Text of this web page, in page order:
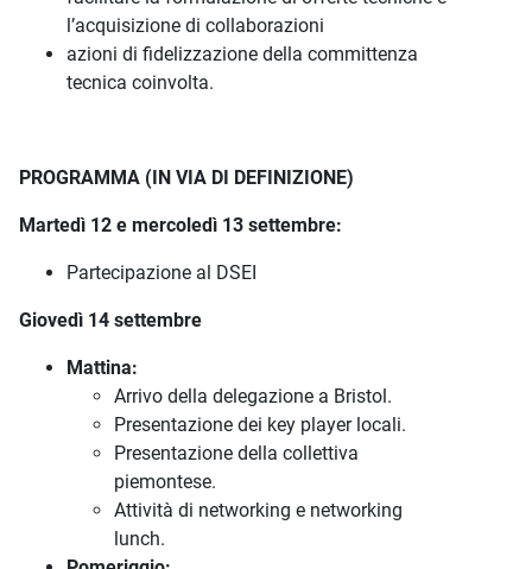
l’acquisizione di collaborazioni
azioni di fidelizzazione della committenza
tecnica coinvolta.
PROGRAMMA (IN VIA DI DEFINIZIONE)
Martedì 12 e mercoledì 13 settembre:
Partecipazione al DSEI
Giovedì 14 settembre
Mattina:
Arrivo della delegazione a Bristol.
Presentazione dei key player locali.
Presentazione della collettiva
piemontese.
Attività di networking e networking
lunch.